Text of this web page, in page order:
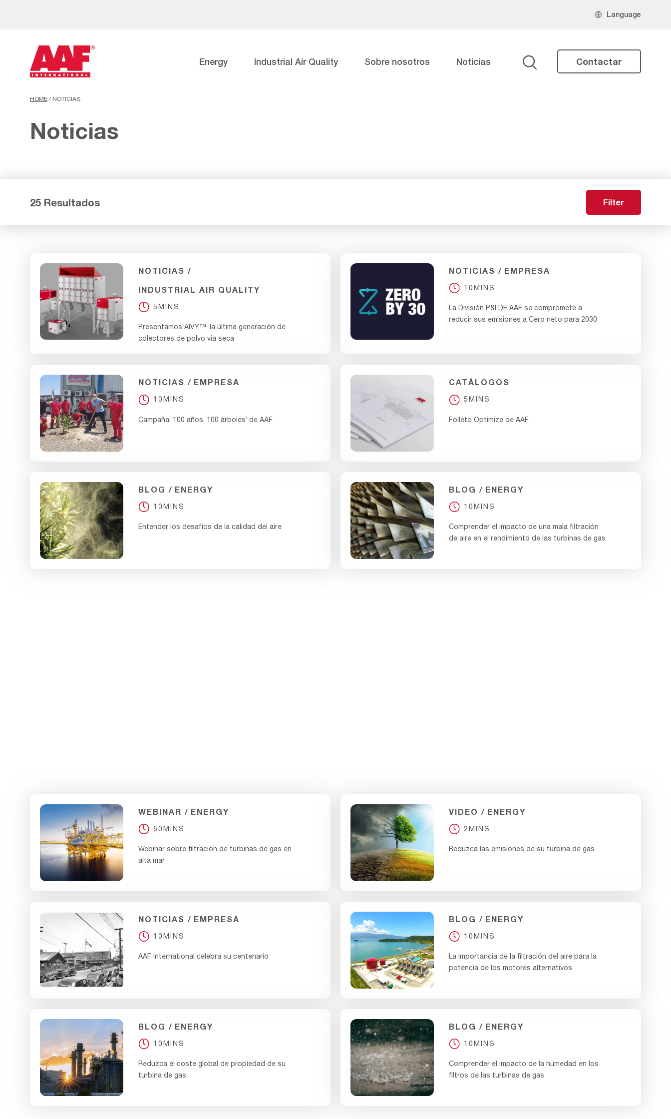
Language
Contactar
Energy Industrial Air Quality Sobre nosotros Noticias
HOME / NOTICIAS
Noticias
25 Resultados Filter
NOTICIAS
INDUSTRIAL AIR QUALITY
5MINS
Presentamos AIVY™, la última generación de
colectores de polvo vía seca
NOTICIAS EMPRESA
10MINS
La División P&I DE AAF se compromete a
reducir sus emisiones a Cero neto para 2030
NOTICIAS EMPRESA
10MINS
Campaña ‘100 años, 100 árboles’ de AAF
CATÁLOGOS
5MINS
Folleto Optimize de AAF
BLOG ENERGY
10MINS
Entender los desafíos de la calidad del aire
BLOG ENERGY
10MINS
Comprender el impacto de una mala filtración
de aire en el rendimiento de las turbinas de gas
WEBINAR ENERGY
60MINS
Webinar sobre filtración de turbinas de gas en
alta mar
VIDEO ENERGY
2MINS
Reduzca las emisiones de su turbina de gas
NOTICIAS EMPRESA
10MINS
AAF International celebra su centenario
BLOG ENERGY
10MINS
La importancia de la filtración del aire para la
potencia de los motores alternativos
BLOG ENERGY
10MINS
Reduzca el coste global de propiedad de su
turbina de gas
BLOG ENERGY
10MINS
Comprender el impacto de la humedad en los
filtros de las turbinas de gas